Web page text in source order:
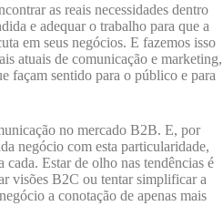
as reais necessidades dentro
e adequar o trabalho para que a
em seus negócios. E fazemos isso
atuais de comunicação e marketing,
façam sentido para o público e para
no mercado B2B. E, por
negócio com esta particularidade,
cada. Estar de olho nas tendências é
visões B2C ou tentar simplificar a
a conotação de apenas mais